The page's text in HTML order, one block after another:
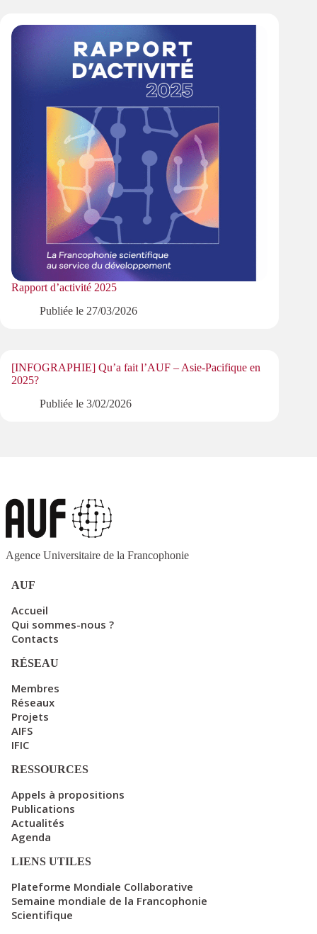
Rapport d’activité 2025
Publiée le 27/03/2026
[INFOGRAPHIE] Qu’a fait l’AUF – Asie-Pacifique en
2025?
Publiée le 3/02/2026
Agence Universitaire de la Francophonie
AUF
Accueil
Qui sommes-nous ?
Contacts
RÉSEAU
Membres
Réseaux
Projets
AIFS
IFIC
RESSOURCES
Appels à propositions
Publications
Actualités
Agenda
LIENS UTILES
Plateforme Mondiale Collaborative
Semaine mondiale de la Francophonie
Scientifique